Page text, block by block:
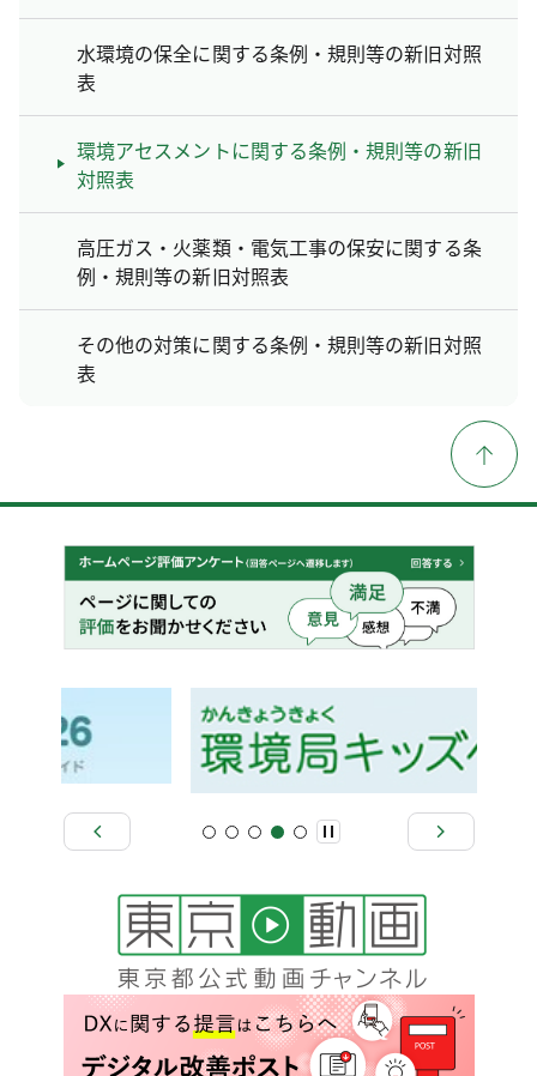
水環境の保全に関する条例・規則等の新旧対照
表
環境アセスメントに関する条例・規則等の新旧
対照表
高圧ガス・火薬類・電気工事の保安に関する条
例・規則等の新旧対照表
その他の対策に関する条例・規則等の新旧対照
表